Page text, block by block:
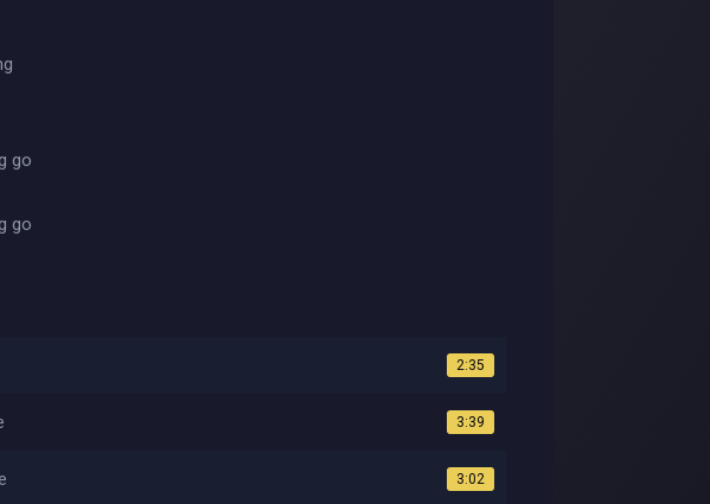
go
go
2:35
3:39
3:02